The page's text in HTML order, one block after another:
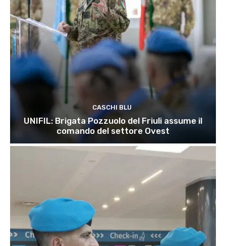
CASCHI BLU
UNIFIL: Brigata Pozzuolo del Friuli assume il
comando del settore Ovest